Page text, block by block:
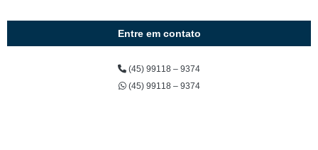
Entre em contato
(45) 99118 – 9374
(45) 99118 – 9374